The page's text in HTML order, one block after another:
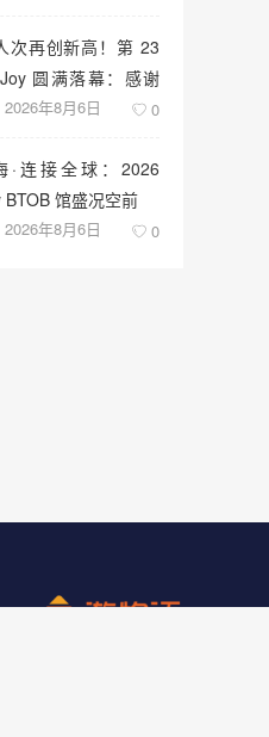
次再创新高！第 23
圆满落幕：感谢
这场“与 AI 同游”的
2026年8月6日 0
·连接全球：2026
馆盛况空前
2026年8月6日 0